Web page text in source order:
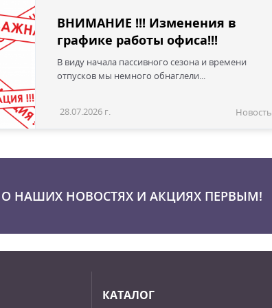
ВНИМАНИЕ !!! Изменения в
графике работы офиса!!!
В виду начала пассивного сезона и времени
отпусков мы немного обнаглели...
28.07.2026 г. Новость
НАШИХ НОВОСТЯХ И АКЦИЯХ ПЕРВЫМ!
КАТАЛОГ